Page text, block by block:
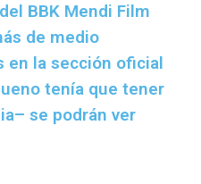
BBK Mendi Film
de medio
en la sección oficial
tenía que tener
se podrán ver